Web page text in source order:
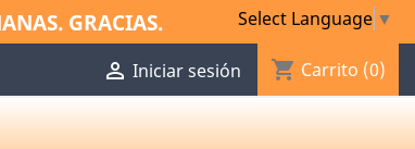
GRACIAS. Select Language ▼
 Iniciar sesión shopping_cart Carrito (0)